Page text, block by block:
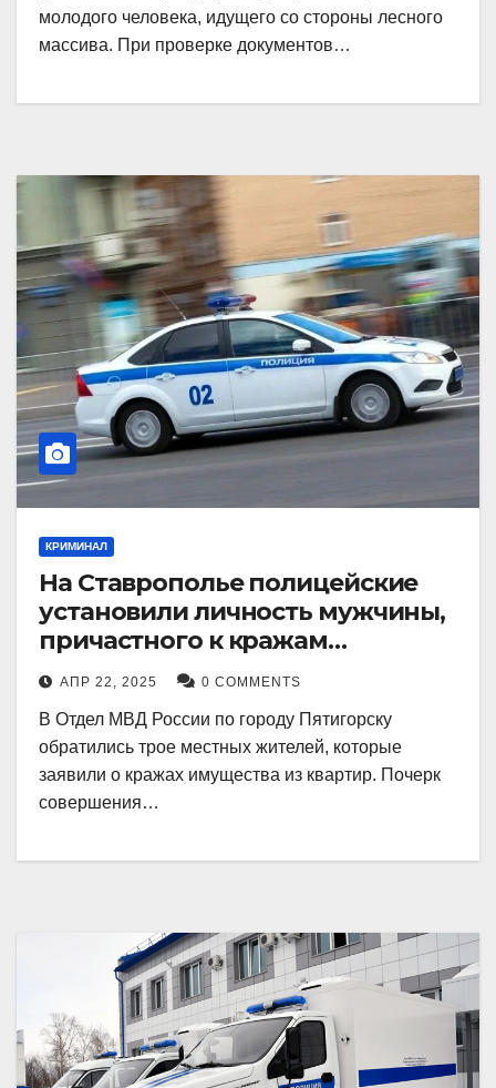
молодого человека, идущего со стороны лесного
массива. При проверке документов…
КРИМИНАЛ
На Ставрополье полицейские
установили личность мужчины,
причастного к кражам
имущества из квартир в
Пятигорске
АПР 22, 2025 0 COMMENTS
В Отдел МВД России по городу Пятигорску
обратились трое местных жителей, которые
заявили о кражах имущества из квартир. Почерк
совершения…